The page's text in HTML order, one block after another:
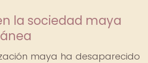
la sociedad maya
maya ha desaparecido